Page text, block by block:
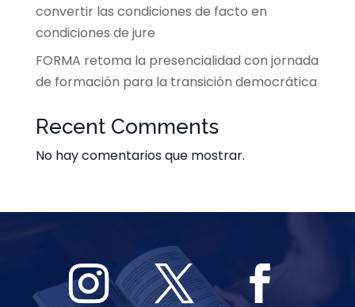
convertir las condiciones de facto en
condiciones de jure
FORMA retoma la presencialidad con jornada
de formación para la transición democrática
Recent Comments
No hay comentarios que mostrar.